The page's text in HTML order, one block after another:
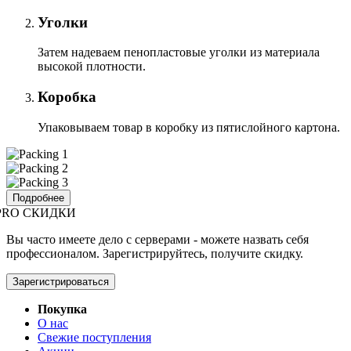
Уголки
Затем надеваем пенопластовые уголки из материала
высокой плотности.
Коробка
Упаковываем товар в коробку из пятислойного картона.
Подробнее
СКИДКИ
Вы часто имеете дело с серверами - можете назвать себя
профессионалом. Зарегистрируйтесь, получите скидку.
Зарегистрироваться
Покупка
О нас
Свежие поступления